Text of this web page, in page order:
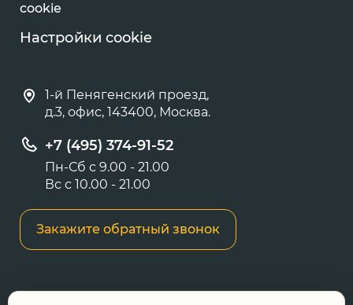
cookie
Настройки cookie
1-й Пенягенский проезд,
д.3, офис, 143400, Москва.
+7 (495) 374-91-52
Пн-Сб с 9.00 - 21.00
Вс с 10.00 - 21.00
Закажите обратный звонок